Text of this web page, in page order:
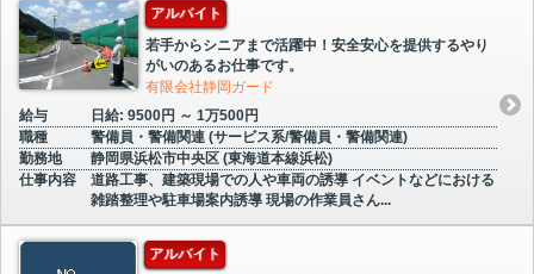
アルバイト
若手からシニアまで活躍中！安全安心を提供するやり
がいのあるお仕事です。
有限会社静岡ガード
給与
日給: 9500円 ～ 1万500円
職種
警備員・警備関連 (サービス系/警備員・警備関連)
勤務地
静岡県浜松市中央区 (東海道本線浜松)
仕事内容
道路工事、建築現場での人や車両の誘導 イベントなどにおける
雑踏整理や駐車場案内誘導 現場の作業員さん...
アルバイト